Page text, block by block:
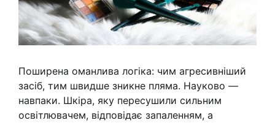
Поширена оманлива логіка: чим агресивніший
засіб, тим швидше зникне пляма. Науково —
навпаки. Шкіра, яку пересушили сильним
освітлювачем, відповідає запаленням, а